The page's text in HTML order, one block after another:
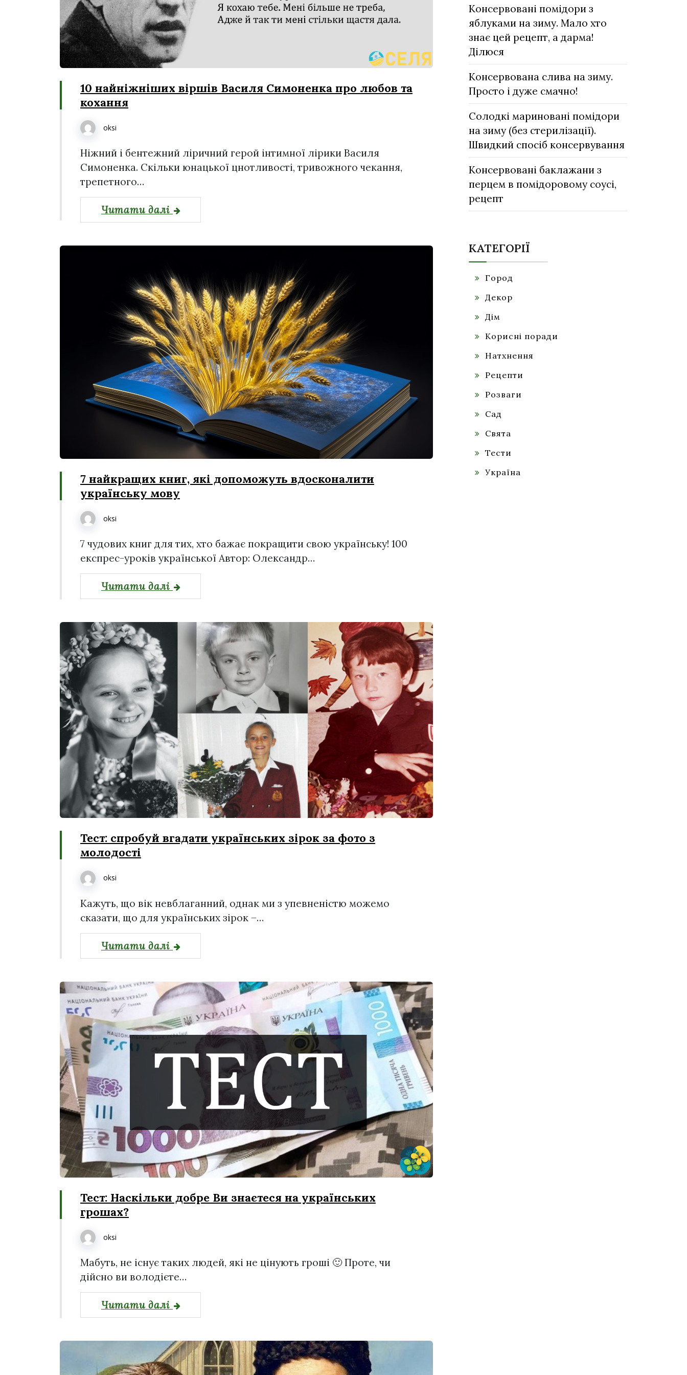
10 найніжніших віршів Василя Симоненка про любов та
кохання
oksi
Ніжний і бентежний ліричний герой інтимної лірики Василя
Симоненка. Скільки юнацької цнотливості, тривожного чекання,
трепетного…
Читати далі
7 найкращих книг, які допоможуть вдосконалити
українську мову
oksi
7 чудових книг для тих, хто бажає покращити свою українську! 100
експрес-уроків української Автор: Олександр…
Читати далі
Тест: спробуй вгадати українських зірок за фото з
молодості
oksi
Кажуть, що вік невблаганний, однак ми з упевненістю можемо
сказати, що для українських зірок –…
Читати далі
Тест: Наскільки добре Ви знаєтеся на українських
грошах?
oksi
Мабуть, не існує таких людей, які не цінують гроші 🙂 Проте, чи
дійсно ви володієте…
Читати далі
Консервовані помідори з
яблуками на зиму. Мало хто
знає цей рецепт, а дарма!
Ділюся
Консервована слива на зиму.
Просто і дуже смачно!
Солодкі мариновані помідори
на зиму (без стерилізації).
Швидкий спосіб консервування
Консервовані баклажани з
перцем в помідоровому соусі,
рецепт
КАТЕГОРІЇ
Город
Декор
Дім
Корисні поради
Натхнення
Рецепти
Розваги
Сад
Свята
Тести
Україна